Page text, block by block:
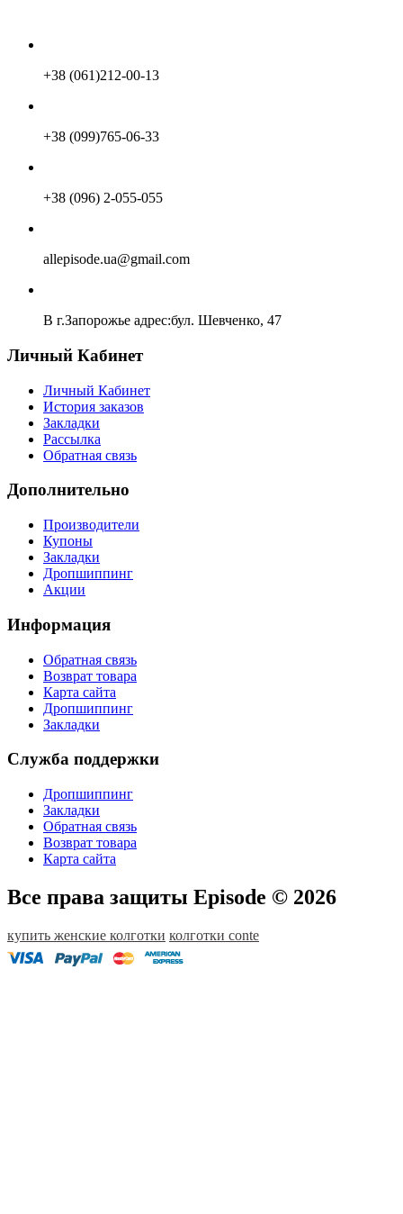
+38 (061)212-00-13
+38 (099)765-06-33
+38 (096) 2-055-055
allepisode.ua@gmail.com
В г.Запорожье адрес:бул. Шевченко, 47
Личный Кабинет
Личный Кабинет
История заказов
Закладки
Рассылка
Обратная связь
Дополнительно
Производители
Купоны
Закладки
Дропшиппинг
Акции
Информация
Обратная связь
Возврат товара
Карта сайта
Дропшиппинг
Закладки
Служба поддержки
Дропшиппинг
Закладки
Обратная связь
Возврат товара
Карта сайта
Все права защиты Episode © 2026
купить женские колготки колготки conte